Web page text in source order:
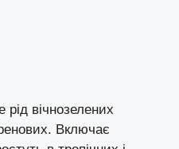
вічнозелених
Включає